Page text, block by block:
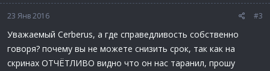
23 Янв 2016 #3
Уважаемый Cerberus, а где справедливость собственно
говоря? почему вы не можете снизить срок, так как на
скринах ОТЧЁТЛИВО видно что он нас таранил, прошу